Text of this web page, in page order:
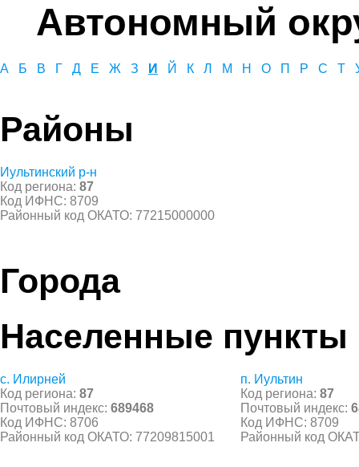
Автономный
А Б В Г Д Е Ж З И Й К Л М Н О П Р С Т
Районы
Иультинский р-н
Код региона: 87
Код ИФНС: 8709
Районный код ОКАТО: 77215000000
Города
Населенные пункты
с. Илирней
Код региона: 87
Почтовый индекс: 689468
Код ИФНС: 8706
Районный код ОКАТО: 77209815001
п. Иультин
Код региона: 87
Почтовый индекс:
Код ИФНС: 8709
Районный код